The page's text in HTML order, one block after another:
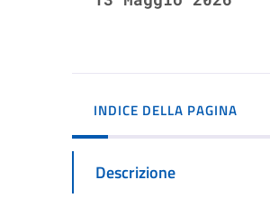
INDICE DELLA PAGINA
Descrizione